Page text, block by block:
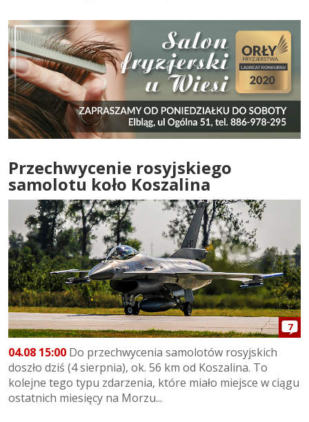
Przechwycenie rosyjskiego
samolotu koło Koszalina
7
04.08 15:00 Do przechwycenia samolotów rosyjskich
doszło dziś (4 sierpnia), ok. 56 km od Koszalina. To
kolejne tego typu zdarzenia, które miało miejsce w ciągu
ostatnich miesięcy na Morzu...